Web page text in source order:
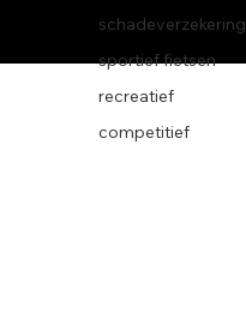
schadeverzekering
sportief fietsen
recreatief
competitief